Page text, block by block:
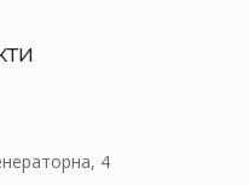
4